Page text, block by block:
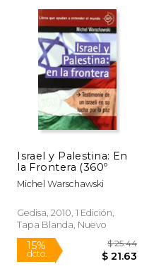
dcto.
Israel y Palestina: En
la Frontera (360º
Michel Warschawski
Gedisa, 2010, 1 Edición,
Tapa Blanda, Nuevo